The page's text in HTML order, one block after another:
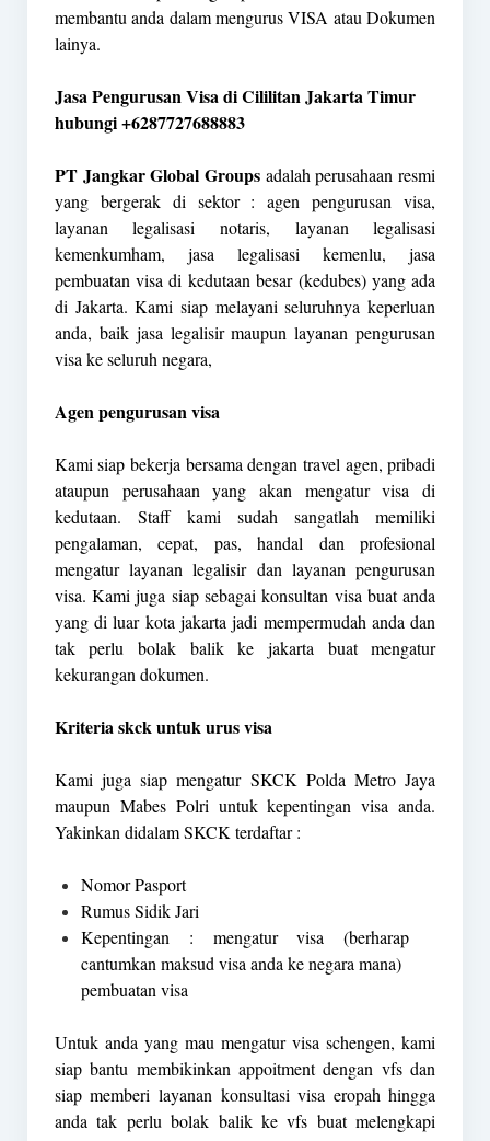
membantu anda dalam mengurus VISA atau Dokumen
lainya.
Jasa Pengurusan Visa di Cililitan Jakarta Timur
hubungi +6287727688883
PT Jangkar Global Groups adalah perusahaan resmi
yang bergerak di sektor : agen pengurusan visa,
layanan legalisasi notaris, layanan legalisasi
kemenkumham, jasa legalisasi kemenlu, jasa
pembuatan visa di kedutaan besar (kedubes) yang ada
di Jakarta. Kami siap melayani seluruhnya keperluan
anda, baik jasa legalisir maupun layanan pengurusan
visa ke seluruh negara,
Agen pengurusan visa
Kami siap bekerja bersama dengan travel agen, pribadi
ataupun perusahaan yang akan mengatur visa di
kedutaan. Staff kami sudah sangatlah memiliki
pengalaman, cepat, pas, handal dan profesional
mengatur layanan legalisir dan layanan pengurusan
visa. Kami juga siap sebagai konsultan visa buat anda
yang di luar kota jakarta jadi mempermudah anda dan
tak perlu bolak balik ke jakarta buat mengatur
kekurangan dokumen.
Kriteria skck untuk urus visa
Kami juga siap mengatur SKCK Polda Metro Jaya
maupun Mabes Polri untuk kepentingan visa anda.
Yakinkan didalam SKCK terdaftar :
Nomor Pasport
Rumus Sidik Jari
Kepentingan : mengatur visa (berharap
cantumkan maksud visa anda ke negara mana)
pembuatan visa
Untuk anda yang mau mengatur visa schengen, kami
siap bantu membikinkan appoitment dengan vfs dan
siap memberi layanan konsultasi visa eropah hingga
anda tak perlu bolak balik ke vfs buat melengkapi